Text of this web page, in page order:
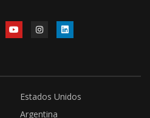
Estados Unidos
Argentina